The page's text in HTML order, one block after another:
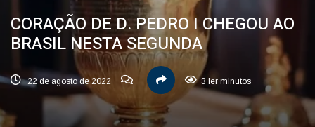
CORAÇÃO DE D. PEDRO I CHEGOU AO
BRASIL NESTA SEGUNDA
22 de agosto de 2022 3 ler minutos